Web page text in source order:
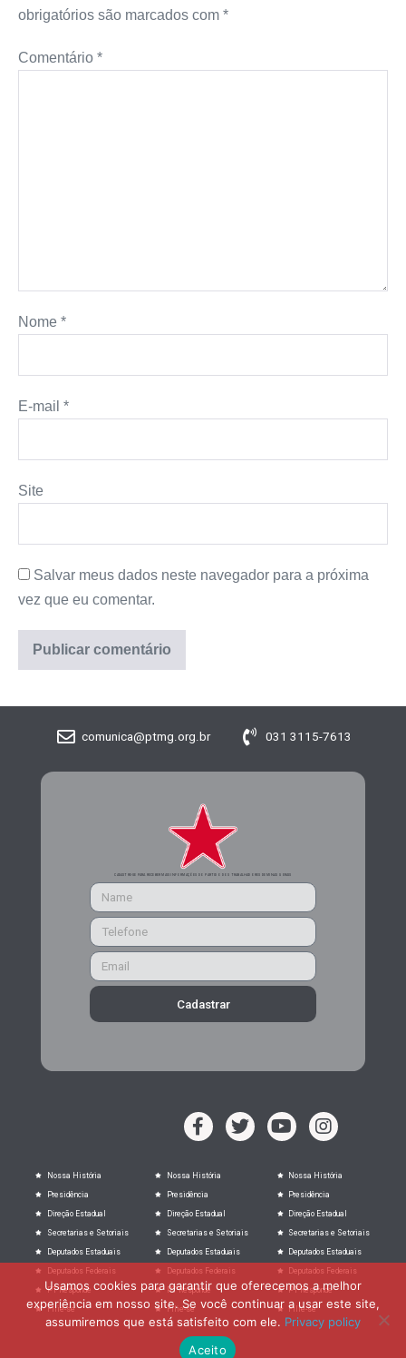
obrigatórios são marcados com *
Comentário *
Nome *
E-mail *
Site
Salvar meus dados neste navegador para a próxima
vez que eu comentar.
comunica@ptmg.org.br 031 3115-7613
CADASTRE-SE PARA RECEBER MAIS INFORMAÇÕES DO PARTIDO DOS TRABALHADORES DE MINAS GERAIS
Cadastrar
Nossa História
Presidência
Direção Estadual
Secretarias e Setoriais
Deputados Estaduais
Deputados Federais
PT Responde
Filie-se
Nossa História
Presidência
Direção Estadual
Secretarias e Setoriais
Deputados Estaduais
Deputados Federais
PT Responde
Filie-se
Nossa História
Presidência
Direção Estadual
Secretarias e Setoriais
Deputados Estaduais
Deputados Federais
PT Responde
Filie-se
Usamos cookies para garantir que oferecemos a melhor
experiência em nosso site. Se você continuar a usar este site,
assumiremos que está satisfeito com ele. Privacy policy
Aceito